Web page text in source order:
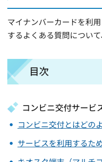
マイナンバーカードを利
するよくある質問について
目次
コンビニ交付サービ
コンビニ交付とはどの
サービスを利用するた